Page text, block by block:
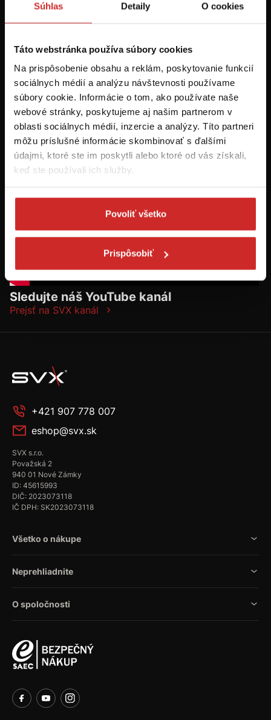
Súhlas Detaily O cookies
Táto webstránka používa súbory cookies
Na prispôsobenie obsahu a reklám, poskytovanie funkcií
sociálnych médií a analýzu návštevnosti používame
súbory cookie. Informácie o tom, ako používate naše
webové stránky, poskytujeme aj našim partnerom v
oblasti sociálnych médií, inzercie a analýzy. Títo partneri
môžu príslušné informácie skombinovať s ďalšími
údajmi, ktoré ste im poskytli alebo ktoré od vás získali,
keď ste používali ich služby.
Povoliť všetko
Prispôsobiť
Prvýkrát na svx.sk? Zaregistrujte sa a
máte prehľad o aktuálnych novinkách a
Odoberať
Chcem dostávať informácie o zľavách a akciových ponukách (e-
mailom, SMS, volaním vrátane volania s robotom) - určené pre
osoby staršie ako 16 rokov!
Sledujte náš YouTube kanál
Prejsť na SVX kanál
+421 907 778 007
eshop@svx.sk
SVX s.r.o.
Považská 2
940 01 Nové Zámky
ID: 45615993
DIČ: 2023073118
IČ DPH: SK2023073118
Všetko o nákupe
Neprehliadnite
O spoločnosti